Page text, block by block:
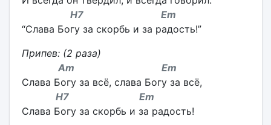
H7 Em
“Слава Богу за скорбь и за радость!”
Припев: (2 раза)
Am Em
Слава Богу за всё, слава Богу за всё,
H7 Em
Слава Богу за скорбь и за радость!